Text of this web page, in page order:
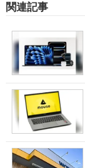
関連記事